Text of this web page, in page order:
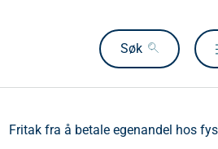
Søk
Fritak fra å betale egenandel hos